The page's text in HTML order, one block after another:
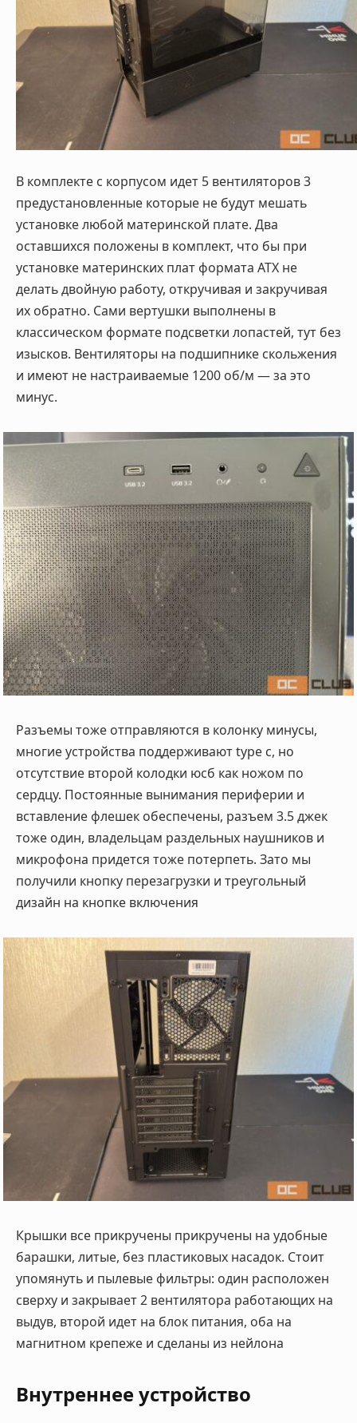
В комплекте с корпусом идет 5 вентиляторов 3
предустановленные которые не будут мешать
установке любой материнской плате. Два
оставшихся положены в комплект, что бы при
установке материнских плат формата ATX не
делать двойную работу, откручивая и закручивая
их обратно. Сами вертушки выполнены в
классическом формате подсветки лопастей, тут без
изысков. Вентиляторы на подшипнике скольжения
и имеют не настраиваемые 1200 об/м — за это
минус.
Разъемы тоже отправляются в колонку минусы,
многие устройства поддерживают type с, но
отсутствие второй колодки юсб как ножом по
сердцу. Постоянные вынимания периферии и
вставление флешек обеспечены, разъем 3.5 джек
тоже один, владельцам раздельных наушников и
микрофона придется тоже потерпеть. Зато мы
получили кнопку перезагрузки и треугольный
дизайн на кнопке включения
Крышки все прикручены прикручены на удобные
барашки, литые, без пластиковых насадок. Стоит
упомянуть и пылевые фильтры: один расположен
сверху и закрывает 2 вентилятора работающих на
выдув, второй идет на блок питания, оба на
магнитном крепеже и сделаны из нейлона
Внутреннее устройство